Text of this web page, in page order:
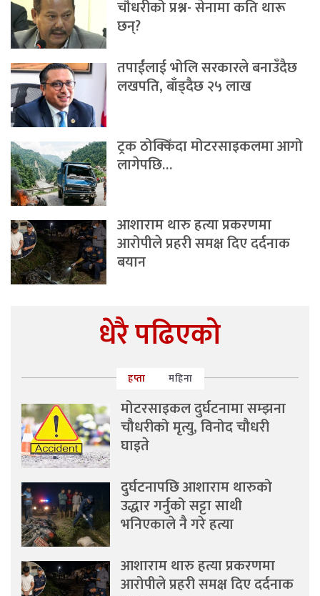
चौधरीको प्रश्न- सेनामा कति थारू
छन्?
तपाईंलाई भोलि सरकारले बनाउँदैछ
लखपति, बाँड्दैछ २५ लाख
ट्रक ठोक्किँदा मोटरसाइकलमा आगो
लागेपछि…
आशाराम थारु हत्या प्रकरणमा
आरोपीले प्रहरी समक्ष दिए दर्दनाक
बयान
धेरै पढिएको
हप्ता महिना
मोटरसाइकल दुर्घटनामा सम्झना
चौधरीको मृत्यु, विनोद चौधरी
घाइते
दुर्घटनापछि आशाराम थारुको
उद्धार गर्नुको सट्टा साथी
भनिएकाले नै गरे हत्या
आशाराम थारु हत्या प्रकरणमा
आरोपीले प्रहरी समक्ष दिए दर्दनाक